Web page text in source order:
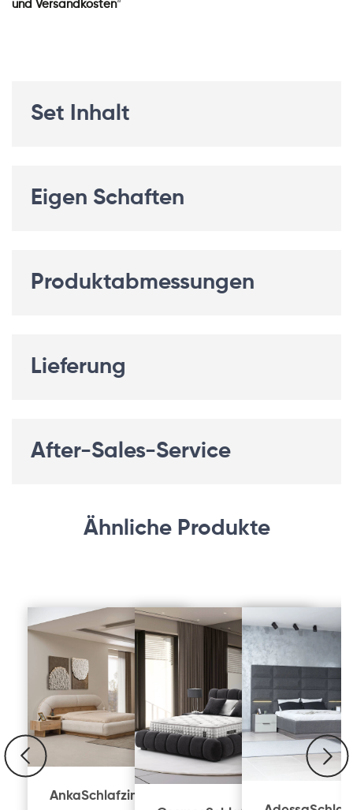
und Versandkosten“
Set Inhalt
Eigen Schaften
Produktabmessungen
Lieferung
After-Sales-Service
Ähnliche Produkte
AnkaSchlafzimmer